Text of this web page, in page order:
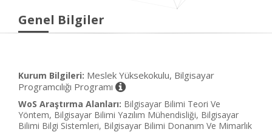
Genel Bilgiler
Kurum Bilgileri: Meslek Yüksekokulu, Bilgisayar
Programcılığı Programı
WoS Araştırma Alanları: Bilgisayar Bilimi Teori Ve
Yöntem, Bilgisayar Bilimi Yazılım Mühendisliği, Bilgisayar
Bilimi Bilgi Sistemleri, Bilgisayar Bilimi Donanım Ve Mimarlık